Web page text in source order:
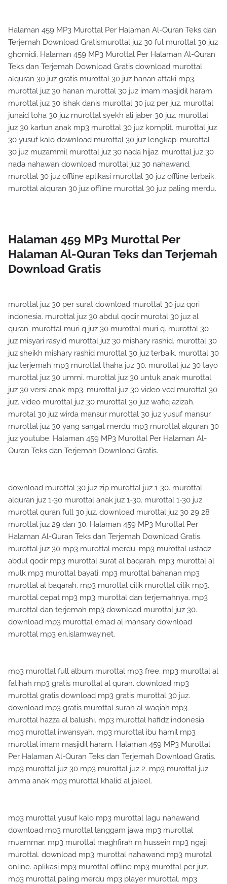
Halaman 459 MP3 Murottal Per Halaman Al-Quran Teks dan
Terjemah Download Gratismurottal juz 30 ful murottal 30 juz
ghomidi. Halaman 459 MP3 Murottal Per Halaman Al-Quran
Teks dan Terjemah Download Gratis download murottal
alquran 30 juz gratis murottal 30 juz hanan attaki mp3.
murottal juz 30 hanan murottal 30 juz imam masjidil haram.
murottal juz 30 ishak danis murottal 30 juz per juz. murottal
junaid toha 30 juz murottal syekh ali jaber 30 juz. murottal
juz 30 kartun anak mp3 murottal 30 juz komplit. murottal juz
30 yusuf kalo download murottal 30 juz lengkap. murottal
30 juz muzammil murottal juz 30 nada hijaz. murottal juz 30
nada nahawan download murottal juz 30 nahawand.
murottal 30 juz offline aplikasi murottal 30 juz offline terbaik.
murottal alquran 30 juz offline murottal 30 juz paling merdu.
Halaman 459 MP3 Murottal Per
Halaman Al-Quran Teks dan Terjemah
Download Gratis
murottal juz 30 per surat download murottal 30 juz qori
indonesia. murottal juz 30 abdul qodir murotal 30 juz al
quran. murottal muri q juz 30 murottal muri q. murottal 30
juz misyari rasyid murottal juz 30 mishary rashid. murottal 30
juz sheikh mishary rashid murottal 30 juz terbaik. murottal 30
juz terjemah mp3 murottal thaha juz 30. murottal juz 30 tayo
murottal juz 30 ummi. murottal juz 30 untuk anak murottal
juz 30 versi anak mp3. murottal juz 30 video vcd murottal 30
juz. video murottal juz 30 murottal 30 juz wafiq azizah.
murotal 30 juz wirda mansur murottal 30 juz yusuf mansur.
murottal juz 30 yang sangat merdu mp3 murottal alquran 30
juz youtube. Halaman 459 MP3 Murottal Per Halaman Al-
Quran Teks dan Terjemah Download Gratis.
download murottal 30 juz zip murottal juz 1-30. murottal
alquran juz 1-30 murottal anak juz 1-30. murottal 1-30 juz
murottal quran full 30 juz. download murottal juz 30 29 28
murottal juz 29 dan 30. Halaman 459 MP3 Murottal Per
Halaman Al-Quran Teks dan Terjemah Download Gratis.
murottal juz 30 mp3 murottal merdu. mp3 murottal ustadz
abdul qodir mp3 murottal surat al baqarah. mp3 murottal al
mulk mp3 murottal bayati. mp3 murottal bahanan mp3
murottal al baqarah. mp3 murottal cilik murottal cilik mp3.
murottal cepat mp3 mp3 murottal dan terjemahnya. mp3
murottal dan terjemah mp3 download murottal juz 30.
download mp3 murottal emad al mansary download
murottal mp3 en.islamway.net.
mp3 murottal full album murottal mp3 free. mp3 murottal al
fatihah mp3 gratis murottal al quran. download mp3
murottal gratis download mp3 gratis murottal 30 juz.
download mp3 gratis murottal surah al waqiah mp3
murottal hazza al balushi. mp3 murottal hafidz indonesia
mp3 murottal irwansyah. mp3 murottal ibu hamil mp3
murottal imam masjidil haram. Halaman 459 MP3 Murottal
Per Halaman Al-Quran Teks dan Terjemah Download Gratis.
mp3 murottal juz 30 mp3 murottal juz 2. mp3 murottal juz
amma anak mp3 murottal khalid al jaleel.
mp3 murottal yusuf kalo mp3 murottal lagu nahawand.
download mp3 murottal langgam jawa mp3 murottal
muammar. mp3 murottal maghfirah m hussein mp3 ngaji
murottal. download mp3 murottal nahawand mp3 murotal
online. aplikasi mp3 murottal offline mp3 murottal per juz.
mp3 murottal paling merdu mp3 player murottal. mp3